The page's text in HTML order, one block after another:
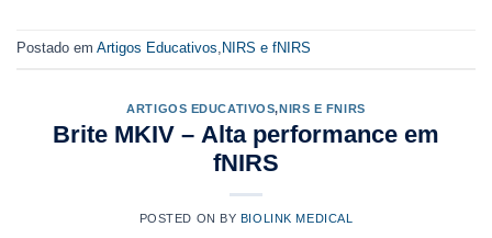
Postado em Artigos Educativos, NIRS e fNIRS
ARTIGOS EDUCATIVOS,NIRS E FNIRS
Brite MKIV – Alta performance em
fNIRS
POSTED ON BY BIOLINK MEDICAL